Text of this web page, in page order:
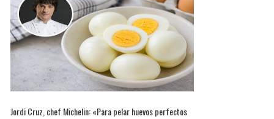
Jordi Cruz, chef Michelin: «Para pelar huevos perfectos